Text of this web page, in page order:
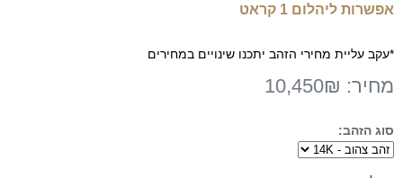
אפשרות ליהלום 1 קראט
*עקב עליית מחירי הזהב יתכנו שינויים במחירים
מחיר: 10,450₪
סוג הזהב: